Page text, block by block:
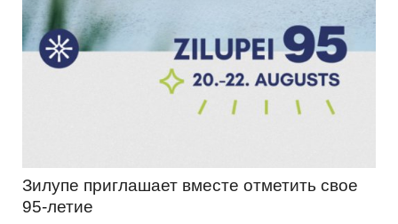
Зилупе приглашает вместе отметить свое
95-летие